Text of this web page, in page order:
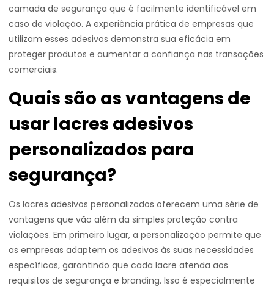
camada de segurança que é facilmente identificável em
caso de violação. A experiência prática de empresas que
utilizam esses adesivos demonstra sua eficácia em
proteger produtos e aumentar a confiança nas transações
comerciais.
Quais são as vantagens de
usar lacres adesivos
personalizados para
segurança?
Os lacres adesivos personalizados oferecem uma série de
vantagens que vão além da simples proteção contra
violações. Em primeiro lugar, a personalização permite que
as empresas adaptem os adesivos às suas necessidades
específicas, garantindo que cada lacre atenda aos
requisitos de segurança e branding. Isso é especialmente